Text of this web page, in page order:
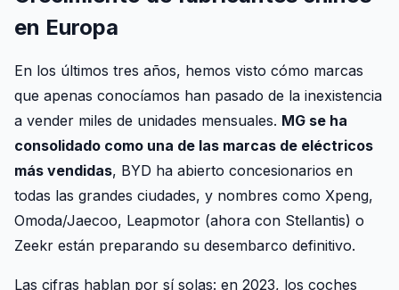
en Europa
En los últimos tres años, hemos visto cómo marcas
que apenas conocíamos han pasado de la inexistencia
a vender miles de unidades mensuales. MG se ha
consolidado como una de las marcas de eléctricos
más vendidas, BYD ha abierto concesionarios en
todas las grandes ciudades, y nombres como Xpeng,
Omoda/Jaecoo, Leapmotor (ahora con Stellantis) o
Zeekr están preparando su desembarco definitivo.
Las cifras hablan por sí solas: en 2023, los coches